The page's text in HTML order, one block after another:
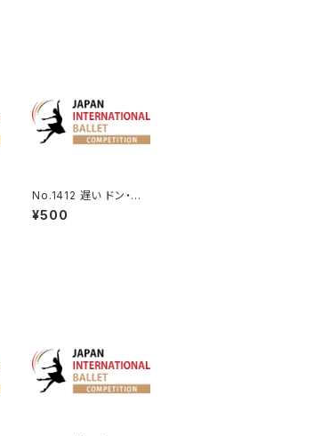
No.1412 遅い ドン・キ
ホーテよりバジルのVa.
¥500